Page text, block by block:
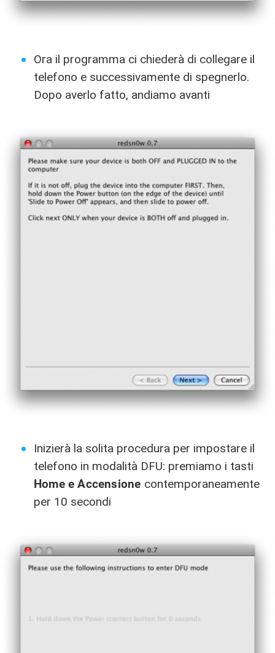
Ora il programma ci chiederà di collegare il
telefono e successivamente di spegnerlo.
Dopo averlo fatto, andiamo avanti
Inizierà la solita procedura per impostare il
telefono in modalità DFU: premiamo i tasti
Home e Accensione contemporaneamente
per 10 secondi